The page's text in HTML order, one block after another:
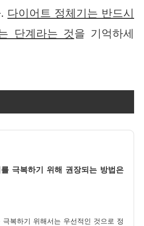
다이어트 정체기는 반드시
단계라는 것을 기억하세
극복하기 위해 권장되는 방법은
극복하기 위해서는 우선적인 것으로 정